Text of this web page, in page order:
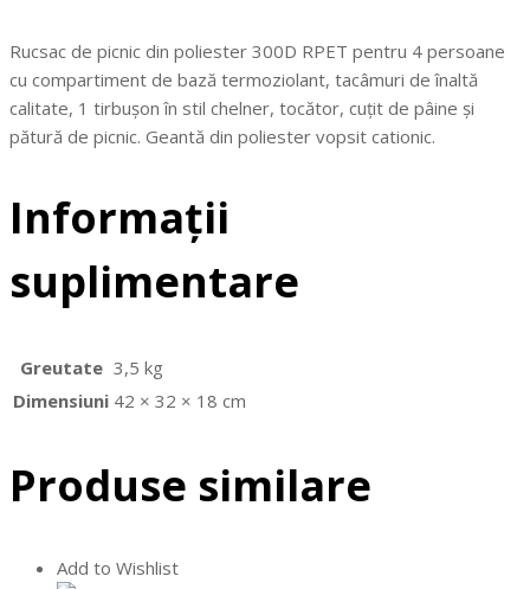
Rucsac de picnic din poliester 300D RPET pentru 4 persoane
cu compartiment de bază termoziolant, tacâmuri de înaltă
calitate, 1 tirbușon în stil chelner, tocător, cuțit de pâine și
pătură de picnic. Geantă din poliester vopsit cationic.
Informații
suplimentare
Greutate 3,5 kg
Dimensiuni 42 × 32 × 18 cm
Produse similare
Add to Wishlist